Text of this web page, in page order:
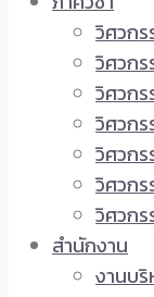
วิศวกร
วิศวก
วิศวก
วิศวก
วิศวก
วิศวกร
วิศวก
สำนักงาน
งานบริ